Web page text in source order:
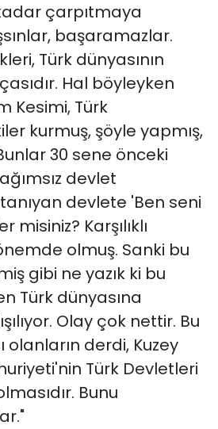
çarpıtmaya
başaramazlar.
Türk dünyasının
Hal böyleyken
Kesimi, Türk
kurmuş, şöyle yapmış,
30 sene önceki
devlet
devlete 'Ben seni
misiniz? Karşılıklı
olmuş. Sanki bu
gibi ne yazık ki bu
Türk dünyasına
Olay çok nettir. Bu
olanların derdi, Kuzey
Türk Devletleri
Bunu